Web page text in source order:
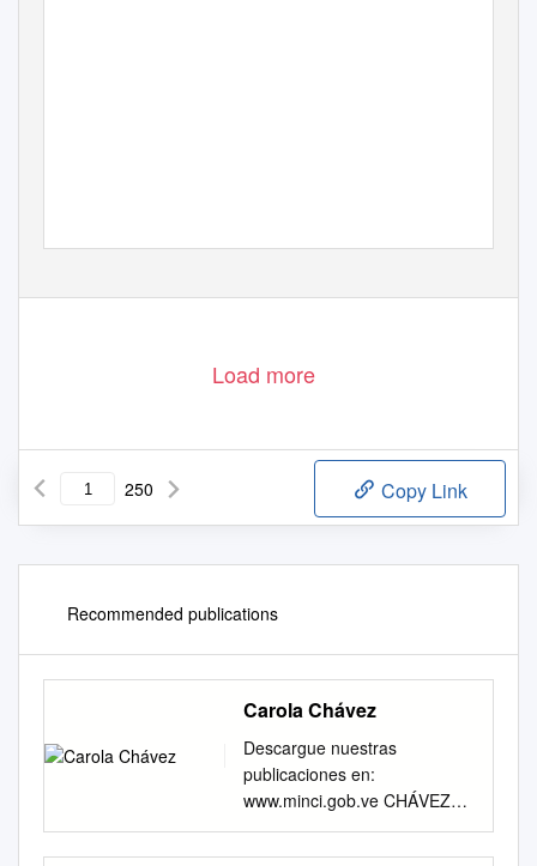
Load more
250 Copy Link
Recommended publications
Carola Chávez
Descargue nuestras
publicaciones en:
www.minci.gob.ve CHÁVEZ
EN TINTA DE MUJER Chávez
Asalia Venegas (compilación)